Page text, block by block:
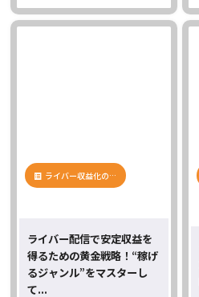
ライバー収益化の…
ライバー配信で安定収益を
得るための黄金戦略！“稼げ
るジャンル”をマスターし
て...